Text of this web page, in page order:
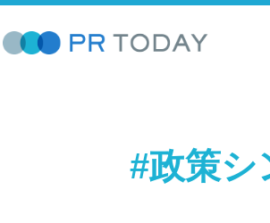
#政策シ